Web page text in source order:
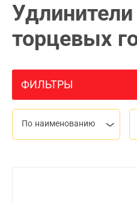
торцевых
ФИЛЬТРЫ
По наименованию